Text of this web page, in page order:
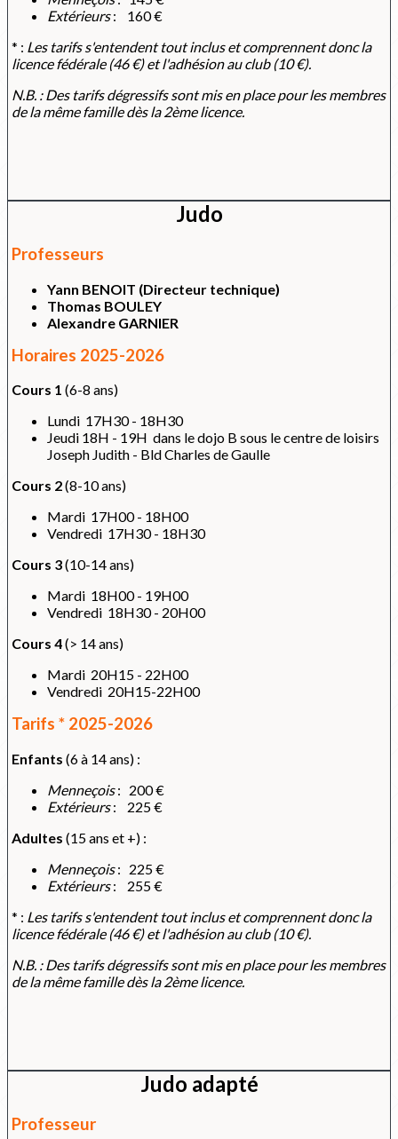
Extérieurs: 160 €
* : Les tarifs s'entendent tout inclus et comprennent donc la
licence fédérale (46 €) et l'adhésion au club (10 €).
N.B. : Des tarifs dégressifs sont mis en place pour les membres
de la même famille dès la 2ème licence.
Judo
Professeurs
Yann BENOIT (Directeur technique)
Thomas BOULEY
Alexandre GARNIER
Horaires 2025-2026
Cours 1 (6-8 ans)
Lundi 17H30 - 18H30
Jeudi 18H - 19H dans le dojo B sous le centre de loisirs
Joseph Judith - Bld Charles de Gaulle
Cours 2(8-10 ans)
Mardi 17H00 - 18H00
Vendredi 17H30 - 18H30
Cours 3(10-14 ans)
Mardi 18H00 - 19H00
Vendredi 18H30 - 20H00
Cours 4(> 14 ans)
Mardi 20H15 - 22H00
Vendredi 20H15-22H00
Tarifs * 2025-2026
Enfants (6 à 14 ans) :
Menneçois: 200 €
Extérieurs: 225 €
Adultes (15 ans et +) :
Menneçois: 225 €
Extérieurs: 255 €
* : Les tarifs s'entendent tout inclus et comprennent donc la
licence fédérale (46 €) et l'adhésion au club (10 €).
N.B. : Des tarifs dégressifs sont mis en place pour les membres
de la même famille dès la 2ème licence.
Judo adapté
Professeur